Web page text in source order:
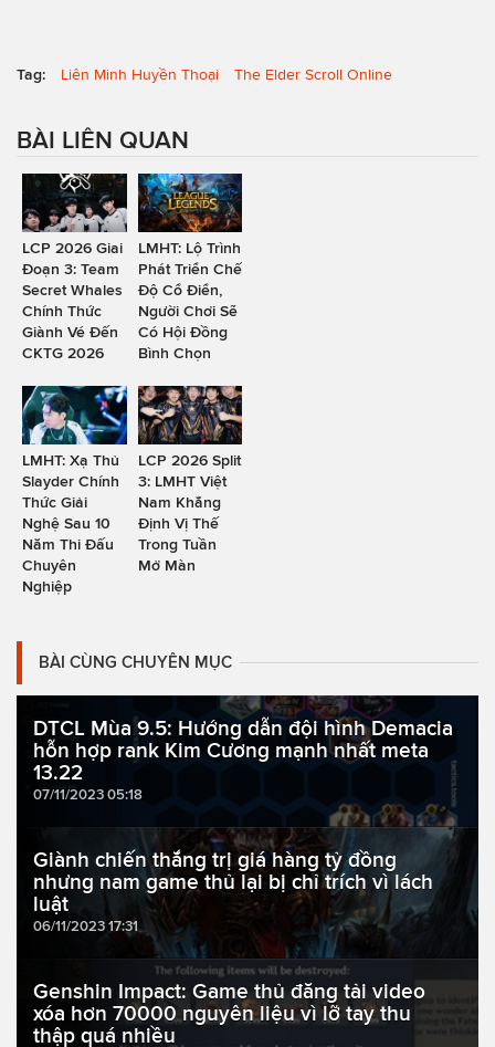
Tag: Liên Minh Huyền Thoại The Elder Scroll Online
BÀI LIÊN QUAN
LCP 2026 Giai
Đoạn 3: Team
Secret Whales
Chính Thức
Giành Vé Đến
CKTG 2026
LMHT: Lộ Trình
Phát Triển Chế
Độ Cổ Điển,
Người Chơi Sẽ
Có Hội Đồng
Bình Chọn
LMHT: Xạ Thủ
Slayder Chính
Thức Giải
Nghệ Sau 10
Năm Thi Đấu
Chuyên
Nghiệp
LCP 2026 Split
3: LMHT Việt
Nam Khẳng
Định Vị Thế
Trong Tuần
Mở Màn
BÀI CÙNG CHUYÊN MỤC
DTCL Mùa 9.5: Hướng dẫn đội hình Demacia
hỗn hợp rank Kim Cương mạnh nhất meta
13.22
07/11/2023 05:18
Giành chiến thắng trị giá hàng tỷ đồng
nhưng nam game thủ lại bị chỉ trích vì lách
luật
06/11/2023 17:31
Genshin Impact: Game thủ đăng tải video
xóa hơn 70000 nguyên liệu vì lỡ tay thu
thập quá nhiều